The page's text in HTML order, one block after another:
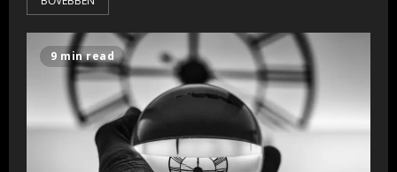
9 min read